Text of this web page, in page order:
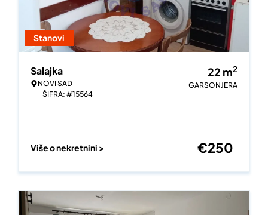
Stanovi
Salajka
NOVI SAD
ŠIFRA: #15564
22 m2
GARSONJERA
Više o nekretnini > €250